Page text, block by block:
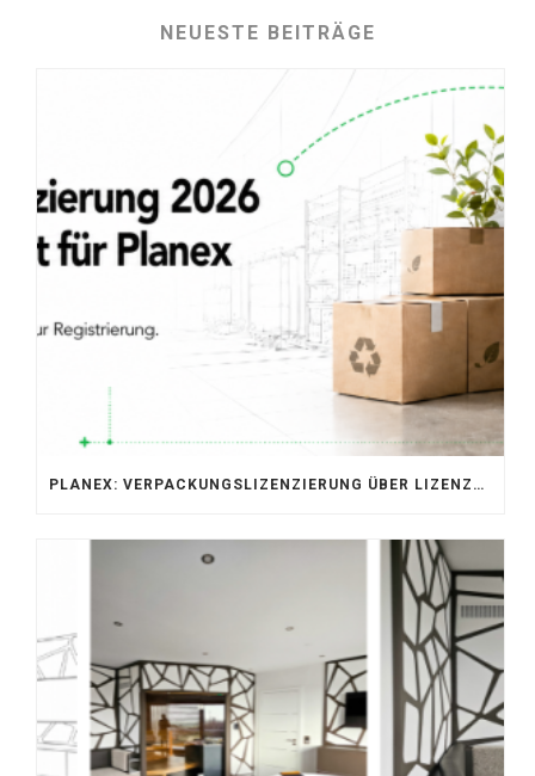
NEUESTE BEITRÄGE
PLANEX: VERPACKUNGSLIZENZIERUNG ÜBER LIZENZERO & LUCID 2026